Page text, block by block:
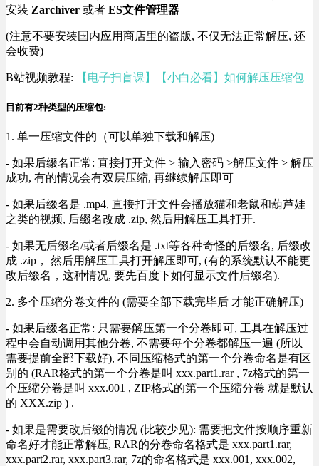
安装 Zarchiver 或者 ES文件管理器
(注意不要安装国内应用商店里的盗版, 不仅无法正常解压, 还
会收费)
B站视频教程: 【电子扫盲课】【小白必看】如何解压压缩包
目前有2种类型的压缩包:
1. 单一压缩文件的（可以单独下载和解压)
- 如果后缀名正常: 直接打开文件 > 输入密码 >解压文件 > 解压
成功, 有的情况会有双层压缩, 再继续解压即可
- 如果后缀名是 .mp4, 直接打开文件会播放猫和老鼠和葫芦娃
之类的视频, 后缀名改成 .zip, 然后用解压工具打开.
- 如果无后缀名/或者后缀名是 .txt等各种奇怪的后缀名, 后缀改
成 .zip， 然后用解压工具打开解压即可, (有的系统默认不能更
改后缀名，这种情况, 要先百度下如何显示文件后缀名).
2. 多个压缩分卷文件的 (需要全部下载完毕后 才能正确解压)
- 如果后缀名正常: 只需要解压第一个分卷即可, 工具在解压过
程中会自动调用其他分卷, 不需要每个分卷都解压一遍 (所以
需要提前全部下载好), 不同压缩格式的第一个分卷命名是有区
别的 (RAR格式的第一个分卷是叫 xxx.part1.rar , 7z格式的第一
个压缩分卷是叫 xxx.001 , ZIP格式的第一个压缩分卷 就是默认
的 XXX.zip ) .
- 如果是需要改后缀的情况 (比较少见): 需要把文件按顺序重新
命名好才能正常解压, RAR的分卷命名格式是 xxx.part1.rar,
xxx.part2.rar, xxx.part3.rar, 7z的命名格式是 xxx.001, xxx.002,